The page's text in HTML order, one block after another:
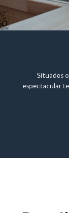
Situados
espectacular